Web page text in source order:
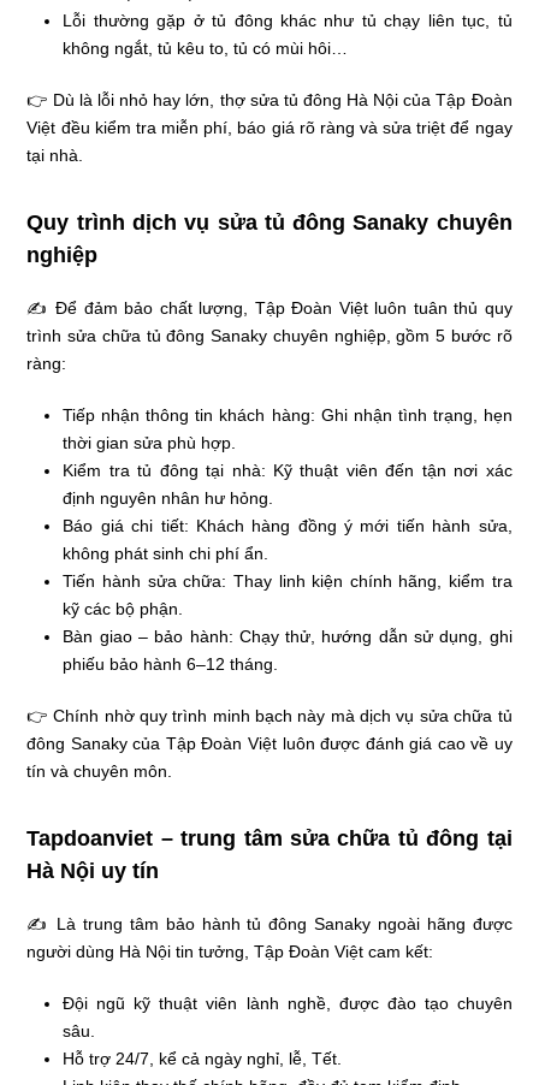
Lỗi thường gặp ở tủ đông khác như tủ chạy liên tục, tủ
không ngắt, tủ kêu to, tủ có mùi hôi…
👉 Dù là lỗi nhỏ hay lớn, thợ sửa tủ đông Hà Nội của Tập Đoàn
Việt đều kiểm tra miễn phí, báo giá rõ ràng và sửa triệt để ngay
tại nhà.
Quy trình dịch vụ sửa tủ đông Sanaky chuyên
nghiệp
✍ Để đảm bảo chất lượng, Tập Đoàn Việt luôn tuân thủ quy
trình sửa chữa tủ đông Sanaky chuyên nghiệp, gồm 5 bước rõ
ràng:
Tiếp nhận thông tin khách hàng: Ghi nhận tình trạng, hẹn
thời gian sửa phù hợp.
Kiểm tra tủ đông tại nhà: Kỹ thuật viên đến tận nơi xác
định nguyên nhân hư hỏng.
Báo giá chi tiết: Khách hàng đồng ý mới tiến hành sửa,
không phát sinh chi phí ẩn.
Tiến hành sửa chữa: Thay linh kiện chính hãng, kiểm tra
kỹ các bộ phận.
Bàn giao – bảo hành: Chạy thử, hướng dẫn sử dụng, ghi
phiếu bảo hành 6–12 tháng.
👉 Chính nhờ quy trình minh bạch này mà dịch vụ sửa chữa tủ
đông Sanaky của Tập Đoàn Việt luôn được đánh giá cao về uy
tín và chuyên môn.
Tapdoanviet – trung tâm sửa chữa tủ đông tại
Hà Nội uy tín
✍ Là trung tâm bảo hành tủ đông Sanaky ngoài hãng được
người dùng Hà Nội tin tưởng, Tập Đoàn Việt cam kết:
Đội ngũ kỹ thuật viên lành nghề, được đào tạo chuyên
sâu.
Hỗ trợ 24/7, kể cả ngày nghỉ, lễ, Tết.